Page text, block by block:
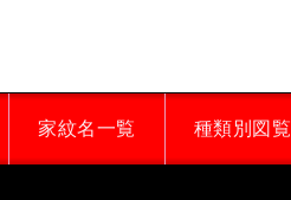
家紋名一覧 種類別図覧